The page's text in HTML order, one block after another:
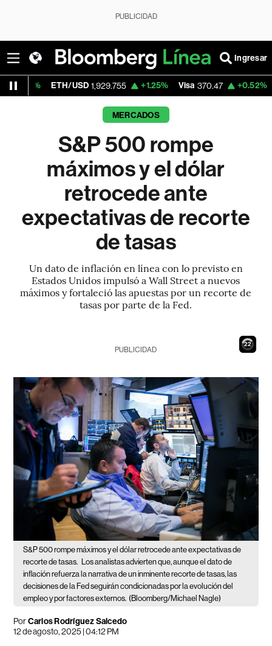
PUBLICIDAD
Ingresar
1,929.755 +1.25% Visa 370.47 +0.52% MercadoLibre
MERCADOS
S&P 500 rompe
máximos y el dólar
retrocede ante
expectativas de recorte
de tasas
Un dato de inflación en línea con lo previsto en
Estados Unidos impulsó a Wall Street a nuevos
máximos y fortaleció las apuestas por un recorte de
tasas por parte de la Fed.
20
PUBLICIDAD
S&P 500 rompe máximos y el dólar retrocede ante expectativas de
recorte de tasas.
Los analistas advierten que, aunque el dato de
inflación refuerza la narrativa de un inminente recorte de tasas, las
decisiones de la Fed seguirán condicionadas por la evolución del
empleo y por factores externos. (Bloomberg/Michael Nagle)
PorCarlos Rodríguez Salcedo
12 de agosto, 2025 | 04:12 PM